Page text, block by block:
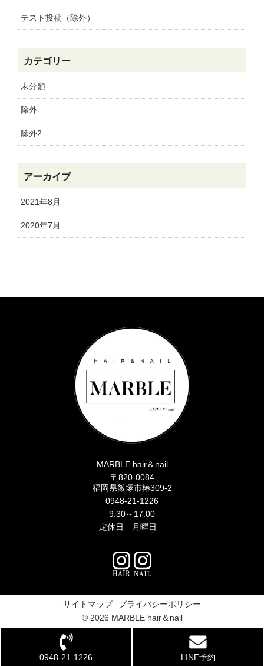
テスト投稿（除外）
カテゴリー
未分類
除外
除外2
アーカイブ
2021年8月
2020年7月
MARBLE hair＆nail
〒820-0084
福岡県飯塚市椿309-2
0948-21-1226
9:30～17:00
定休日 月曜日
サイトマップ
プライバシーポリシー
© 2026 MARBLE hair＆nail
0948-21-1226 LINE予約